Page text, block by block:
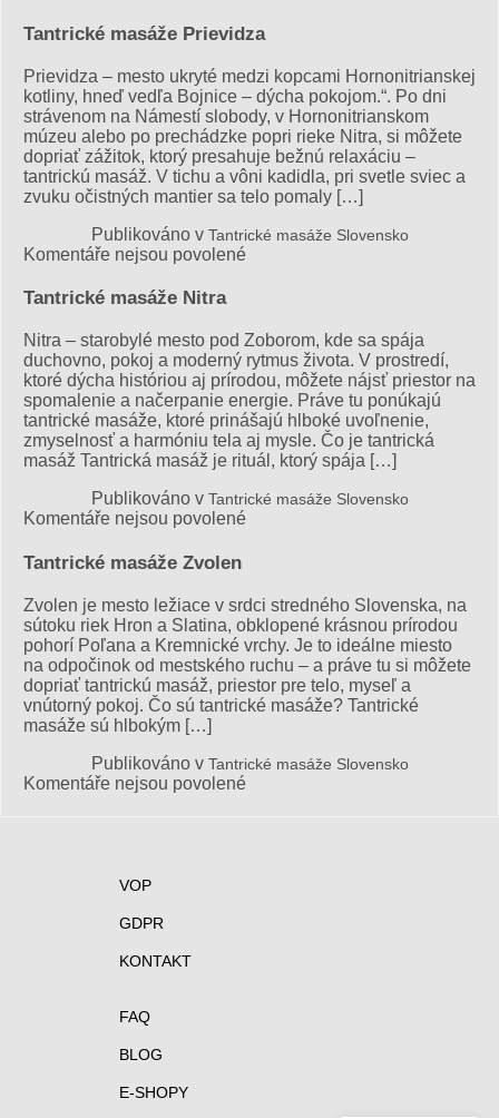
Tantrické masáže Prievidza
Prievidza – mesto ukryté medzi kopcami Hornonitrianskej
kotliny, hneď vedľa Bojnice – dýcha pokojom.“. Po dni
strávenom na Námestí slobody, v Hornonitrianskom
múzeu alebo po prechádzke popri rieke Nitra, si môžete
dopriať zážitok, ktorý presahuje bežnú relaxáciu –
tantrickú masáž. V tichu a vôni kadidla, pri svetle sviec a
zvuku očistných mantier sa telo pomaly […]
Publikováno v Tantrické masáže Slovensko
Komentáře nejsou povolenéu
Tantrické
masáže
Prievidza
Tantrické masáže Nitra
Nitra – starobylé mesto pod Zoborom, kde sa spája
duchovno, pokoj a moderný rytmus života. V prostredí,
ktoré dýcha históriou aj prírodou, môžete nájsť priestor na
spomalenie a načerpanie energie. Práve tu ponúkajú
tantrické masáže, ktoré prinášajú hlboké uvoľnenie,
zmyselnosť a harmóniu tela aj mysle. Čo je tantrická
masáž Tantrická masáž je rituál, ktorý spája […]
Publikováno v Tantrické masáže Slovensko
Komentáře nejsou povolenéu
Tantrické
masáže
Nitra
Tantrické masáže Zvolen
Zvolen je mesto ležiace v srdci stredného Slovenska, na
sútoku riek Hron a Slatina, obklopené krásnou prírodou
pohorí Poľana a Kremnické vrchy. Je to ideálne miesto
na odpočinok od mestského ruchu – a práve tu si môžete
dopriať tantrickú masáž, priestor pre telo, myseľ a
vnútorný pokoj. Čo sú tantrické masáže? Tantrické
masáže sú hlbokým […]
Publikováno v Tantrické masáže Slovensko
Komentáře nejsou povolenéu
VOP
GDPR
KONTAKT
FAQ
BLOG
E-SHOPY